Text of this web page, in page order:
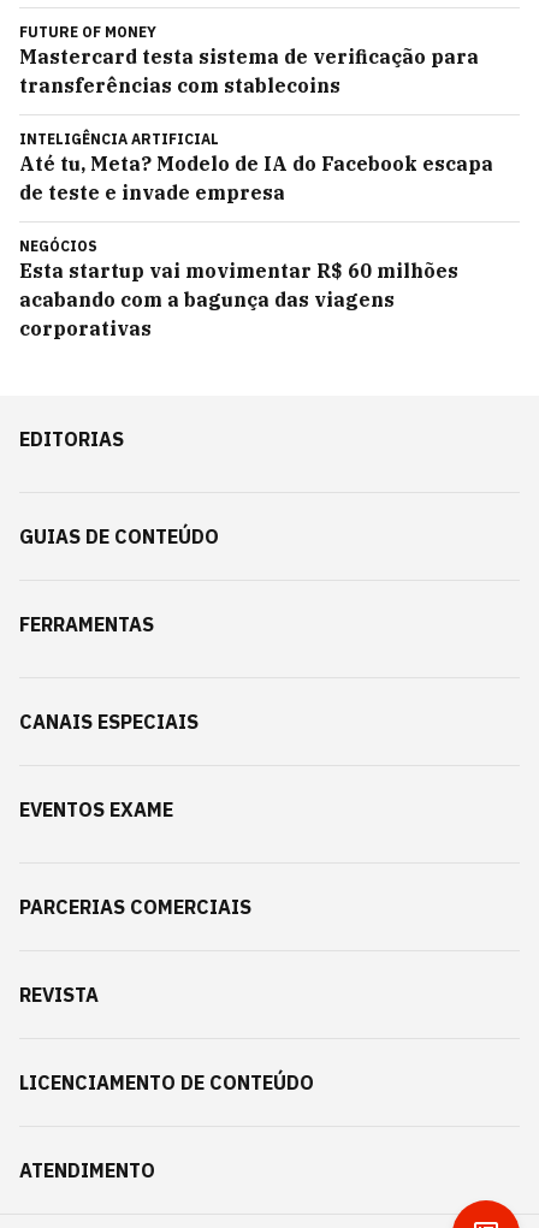
FUTURE OF MONEY
Mastercard testa sistema de verificação para
transferências com stablecoins
INTELIGÊNCIA ARTIFICIAL
Até tu, Meta? Modelo de IA do Facebook escapa
de teste e invade empresa
NEGÓCIOS
Esta startup vai movimentar R$ 60 milhões
acabando com a bagunça das viagens
corporativas
EDITORIAS
GUIAS DE CONTEÚDO
FERRAMENTAS
CANAIS ESPECIAIS
EVENTOS EXAME
PARCERIAS COMERCIAIS
REVISTA
LICENCIAMENTO DE CONTEÚDO
ATENDIMENTO